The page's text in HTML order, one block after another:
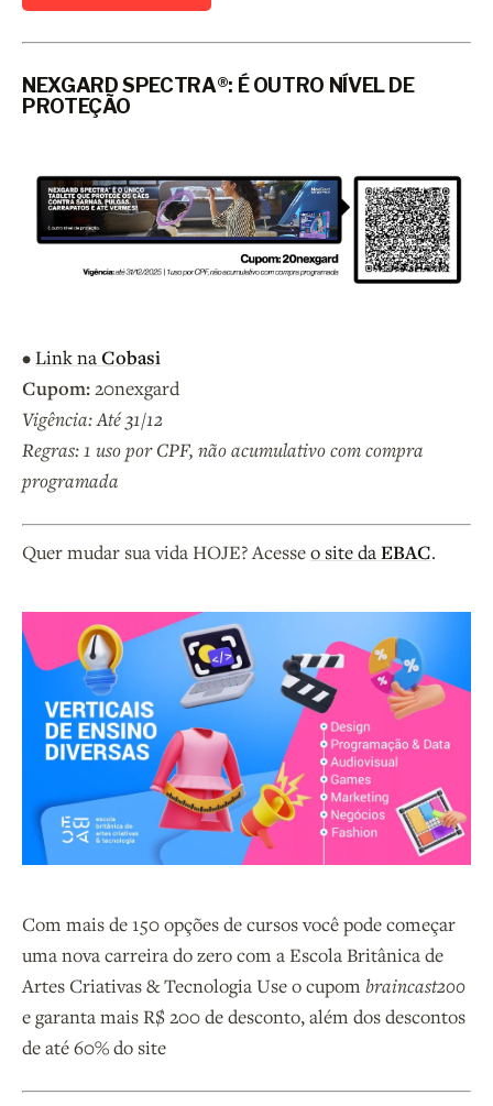
NEXGARD SPECTRA®: É OUTRO NÍVEL DE
PROTEÇÃO
•Link naCobasi
Cupom:20nexgard
Vigência: Até 31/12
Regras: 1 uso por CPF, não acumulativo com compra
programada
Quer mudar sua vida HOJE? Acesseo site daEBAC.
Com mais de 150 opções de cursos você pode começar
uma nova carreira do zero com a Escola Britânica de
Artes Criativas & Tecnologia Use o cupombraincast200
e garanta mais R$ 200 de desconto, além dos descontos
de até 60% do site